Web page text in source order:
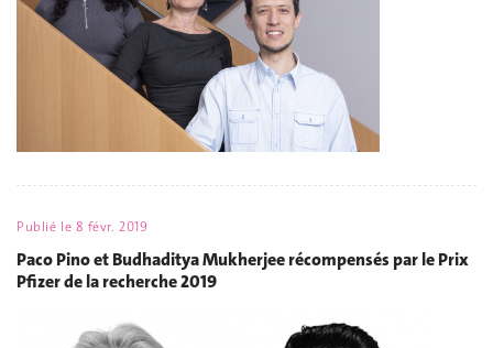
Publié le 8 févr. 2019
Paco Pino et Budhaditya Mukherjee récompensés par le Prix
Pfizer de la recherche 2019